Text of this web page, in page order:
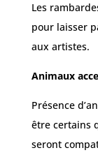
Les
pour laisser
aux artistes.
Animaux
Présence
être certains
seront